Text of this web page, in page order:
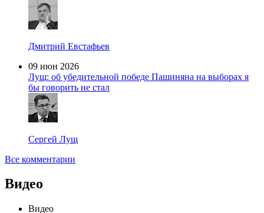
Дмитрий Евстафьев
09 июн 2026
Лущ: об убедительной победе Пашиняна на выборах я
бы говорить не стал
Сергей Лущ
Все комментарии
Видео
Видео